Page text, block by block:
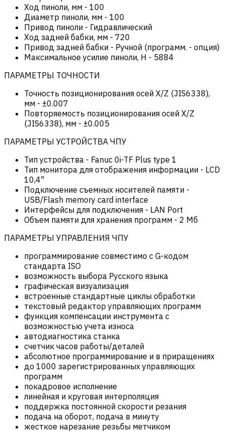
Ход пиноли, мм - 100
Диаметр пиноли, мм - 100
Привод пиноли - Гидравлический
Ход задней бабки, мм - 720
Привод задней бабки - Ручной (программ. - опция)
Максимальное усилие пиноли, Н - 5884
ПАРАМЕТРЫ ТОЧНОСТИ
Точность позиционирования осей X/Z (JIS6338),
мм - ±0.007
Повторяемость позиционирования осей X/Z
(JIS6338), мм - ±0.005
ПАРАМЕТРЫ УСТРОЙСТВА ЧПУ
Тип устройства - Fanuc 0i-TF Plus type 1
Тип монитора для отображения информации - LCD
10,4"
Подключение съемных носителей памяти -
USB/Flash memory card interface
Интерфейсы для подключения - LAN Port
Объем памяти для хранения программ - 2 Мб
ПАРАМЕТРЫ УПРАВЛЕНИЯ ЧПУ
программирование совместимо с G-кодом
стандарта ISO
возможность выбора Русского языка
графическая визуализация
встроенные стандартные циклы обработки
текстовый редактор управляющих программ
функция компенсации инструмента с
возможностью учета износа
автодиагностика станка
счетчик часов работы/деталей
абсолютное программирование и в приращениях
до 1000 зарегистрированных управляющих
программ
покадровое исполнение
линейная и круговая интерполяция
поддержка постоянной скорости резания
подача на оборот, подача в минуту
жесткое нарезание резьбы метчиком